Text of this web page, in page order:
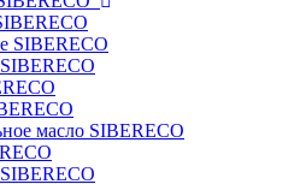
SIBERECO
масло SIBERECO